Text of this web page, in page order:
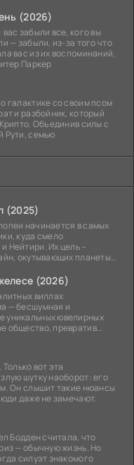
(2026)
забыли все, кого вы
— забыли, из-за того что
вас из их воспоминаний,
Паркер
галактике со своим псом
и разбойник, который
Объединив силы с
Рути, семью
(2025)
начинается в самых
куда смело
Нейтири. Их цель –
окутывающих планеты
(2026)
виллах
— бесшумная и
уникальных ювелирных
общество, превратив
вот эта
шутку наоборот: его
Он слышит такие нюансы
даже не замечают.
Бодден считала, что
— обычную жизнь. Но
силуэт знакомого